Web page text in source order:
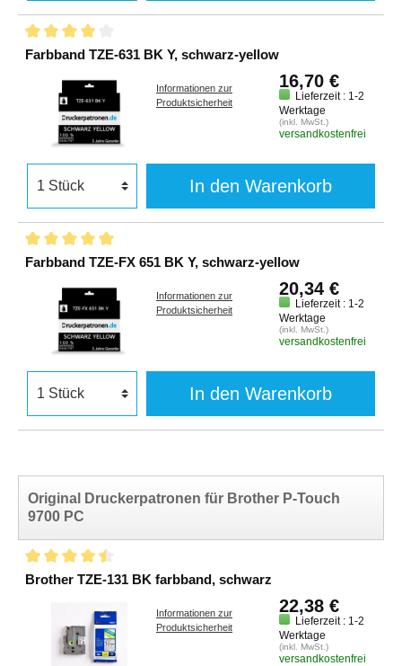
Farbband TZE-631 BK Y, schwarz-yellow
Informationen zur
Produktsicherheit
16,70 €
Lieferzeit : 1-2
Werktage
(inkl. MwSt.)
versandkostenfrei
In den Warenkorb
Farbband TZE-FX 651 BK Y, schwarz-yellow
Informationen zur
Produktsicherheit
20,34 €
Lieferzeit : 1-2
Werktage
(inkl. MwSt.)
versandkostenfrei
In den Warenkorb
Original Druckerpatronen für Brother P-Touch
9700 PC
Brother TZE-131 BK farbband, schwarz
Informationen zur
Produktsicherheit
22,38 €
Lieferzeit : 1-2
Werktage
(inkl. MwSt.)
versandkostenfrei